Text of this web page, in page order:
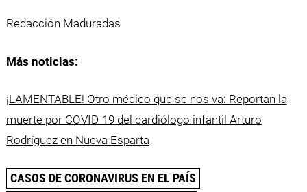
Redacción Maduradas
Más noticias:
¡LAMENTABLE! Otro médico que se nos va: Reportan la
muerte por COVID-19 del cardiólogo infantil Arturo
Rodríguez en Nueva Esparta
CASOS DE CORONAVIRUS EN EL PAÍS